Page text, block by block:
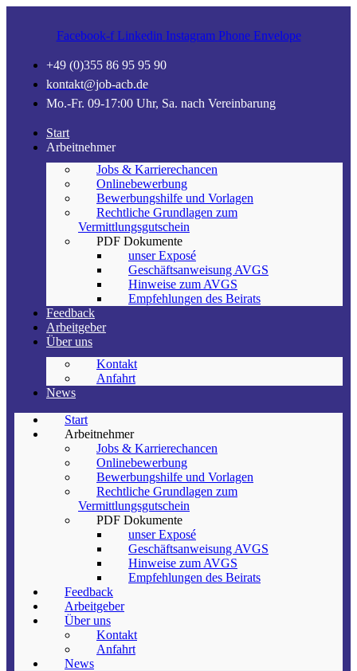
Facebook-f Linkedin Instagram Phone Envelope
+49 (0)355 86 95 95 90
kontakt@job-acb.de
Mo.-Fr. 09-17:00 Uhr, Sa. nach Vereinbarung
Start
Arbeitnehmer
Jobs & Karrierechancen
Onlinebewerbung
Bewerbungshilfe und Vorlagen
Rechtliche Grundlagen zum
Vermittlungsgutschein
PDF Dokumente
unser Exposé
Geschäftsanweisung AVGS
Hinweise zum AVGS
Empfehlungen des Beirats
Feedback
Arbeitgeber
Über uns
Kontakt
Anfahrt
News
Start
Arbeitnehmer
Jobs & Karrierechancen
Onlinebewerbung
Bewerbungshilfe und Vorlagen
Rechtliche Grundlagen zum
Vermittlungsgutschein
PDF Dokumente
unser Exposé
Geschäftsanweisung AVGS
Hinweise zum AVGS
Empfehlungen des Beirats
Feedback
Arbeitgeber
Über uns
Kontakt
Anfahrt
News